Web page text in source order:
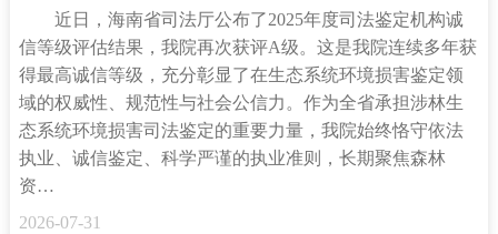
近日，海南省司法厅公布了2025年度司法鉴定机构诚
信等级评估结果，我院再次获评A级。这是我院连续多年获
得最高诚信等级，充分彰显了在生态系统环境损害鉴定领
域的权威性、规范性与社会公信力。作为全省承担涉林生
态系统环境损害司法鉴定的重要力量，我院始终恪守依法
执业、诚信鉴定、科学严谨的执业准则，长期聚焦森林
资…
2026-07-31